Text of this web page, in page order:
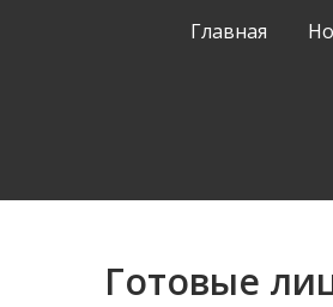
Главная
Готовые